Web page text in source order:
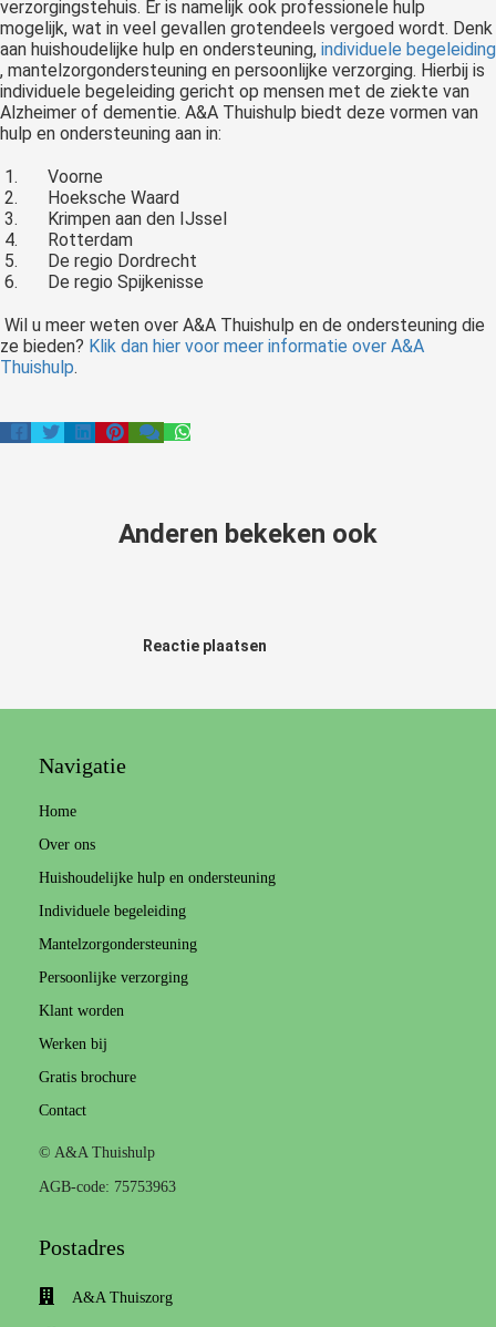
verzorgingstehuis. Er is namelijk ook professionele hulp
mogelijk, wat in veel gevallen grotendeels vergoed wordt. Denk
aan huishoudelijke hulp en ondersteuning, individuele begeleiding
, mantelzorgondersteuning en persoonlijke verzorging. Hierbij is
individuele begeleiding gericht op mensen met de ziekte van
Alzheimer of dementie. A&A Thuishulp biedt deze vormen van
hulp en ondersteuning aan in:
Voorne
Hoeksche Waard
Krimpen aan den IJssel
Rotterdam
De regio Dordrecht
De regio Spijkenisse
Wil u meer weten over A&A Thuishulp en de ondersteuning die
ze bieden? Klik dan hier voor meer informatie over A&A
Thuishulp.
Anderen bekeken ook
Reactie plaatsen
Navigatie
Home
Over ons
Huishoudelijke hulp en ondersteuning
Individuele begeleiding
Mantelzorgondersteuning
Persoonlijke verzorging
Klant worden
Werken bij
Gratis brochure
Contact
© A&A Thuishulp
AGB-code: 75753963
Postadres
A&A Thuiszorg